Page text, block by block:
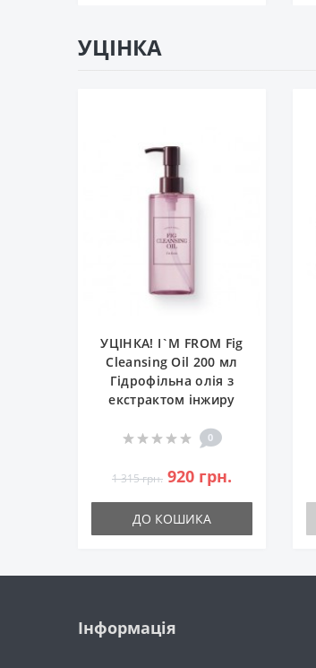
УЦІНКА
УЦІНКА! I`M FROM Fig
Cleansing Oil 200 мл
Гідрофільна олія з
екстрактом інжиру
0
1 315 грн. 920 грн.
ДО КОШИКА
Інформація